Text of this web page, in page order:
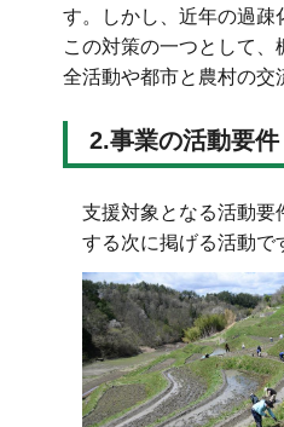
す。しかし、近年の過疎
この対策の一つとして
全活動や都市と農村の交
2.事業の活動要件
支援対象となる活動要
する次に掲げる活動で